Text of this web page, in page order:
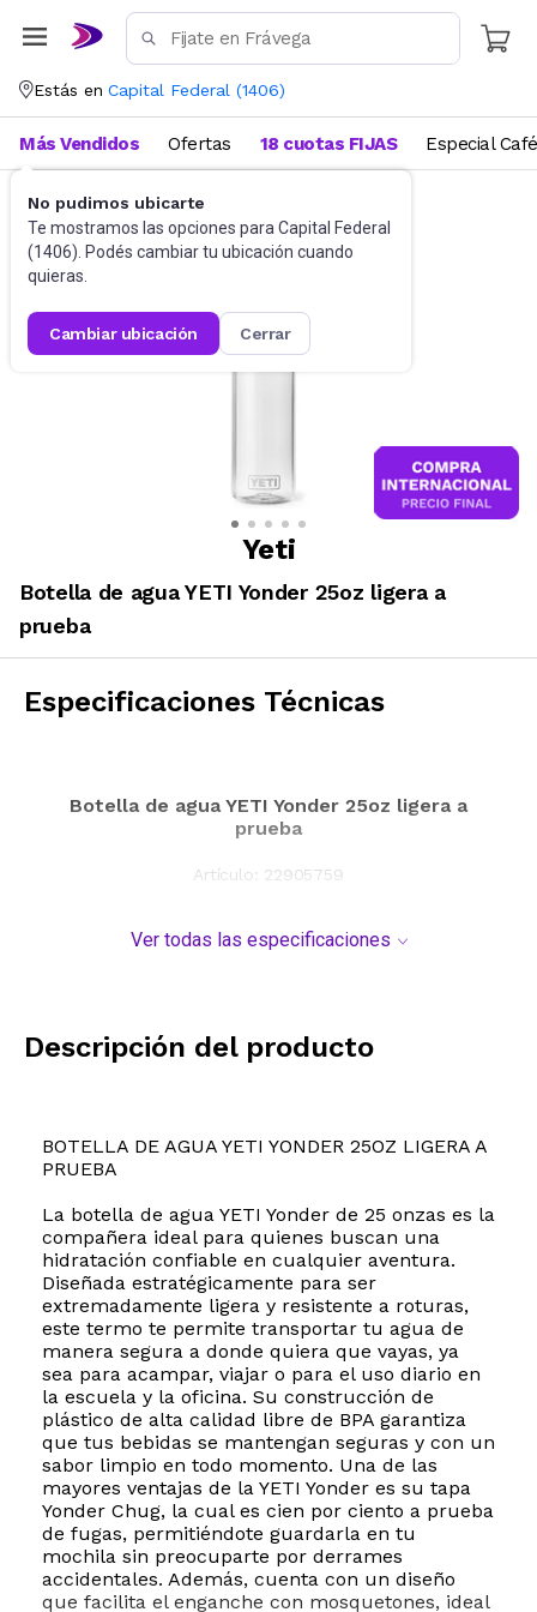
Estás en Capital Federal (1406)
No pudimos ubicarte
Te mostramos las opciones para Capital Federal
(1406). Podés cambiar tu ubicación cuando
quieras.
cambiar ubicación cerrar
Más Vendidos Ofertas 18 cuotas FIJAS Especial Café
Funcional, pilates y yoga
Yeti
Botella de agua YETI Yonder 25oz ligera a
prueba
Especificaciones Técnicas
Botella de agua YETI Yonder 25oz ligera a
prueba
Artículo: 22905759
Ver todas las especificaciones
Descripción del producto
BOTELLA DE AGUA YETI YONDER 25OZ LIGERA A
PRUEBA
La botella de agua YETI Yonder de 25 onzas es la
compañera ideal para quienes buscan una
hidratación confiable en cualquier aventura.
Diseñada estratégicamente para ser
extremadamente ligera y resistente a roturas,
este termo te permite transportar tu agua de
manera segura a donde quiera que vayas, ya
sea para acampar, viajar o para el uso diario en
la escuela y la oficina. Su construcción de
plástico de alta calidad libre de BPA garantiza
que tus bebidas se mantengan seguras y con un
sabor limpio en todo momento. Una de las
mayores ventajas de la YETI Yonder es su tapa
Yonder Chug, la cual es cien por ciento a prueba
de fugas, permitiéndote guardarla en tu
mochila sin preocuparte por derrames
accidentales. Además, cuenta con un diseño
que facilita el enganche con mosquetones, ideal